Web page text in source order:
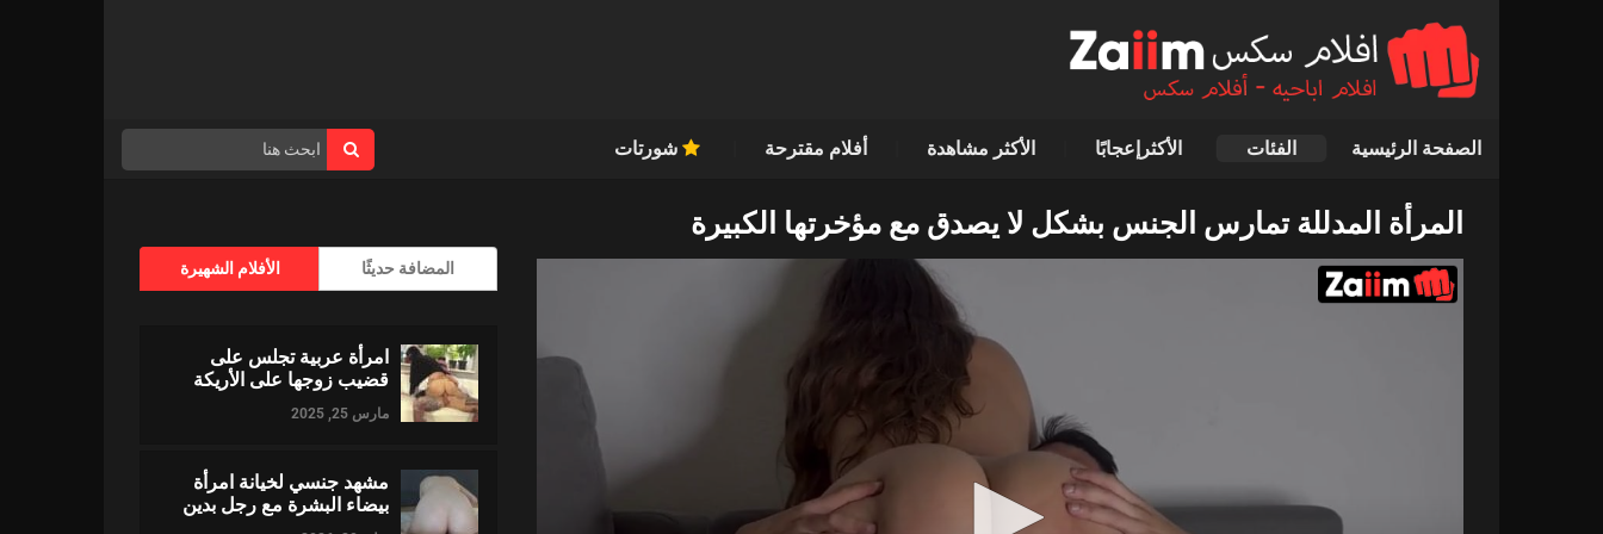
الصفحة الرئيسية الفئات الأكثرإعجابًا الأكثر مشاهدة أفلام مقترحة شورتات
المرأة المدللة تمارس الجنس بشكل لا يصدق مع مؤخرتها الكبيرة
الأفلام الشهيرة المضافة حديثًا
امرأة عربية تجلس على
قضيب زوجها على الأريكة
مارس 25, 2025
مشهد جنسي لخيانة امرأة
بيضاء البشرة مع رجل بدين